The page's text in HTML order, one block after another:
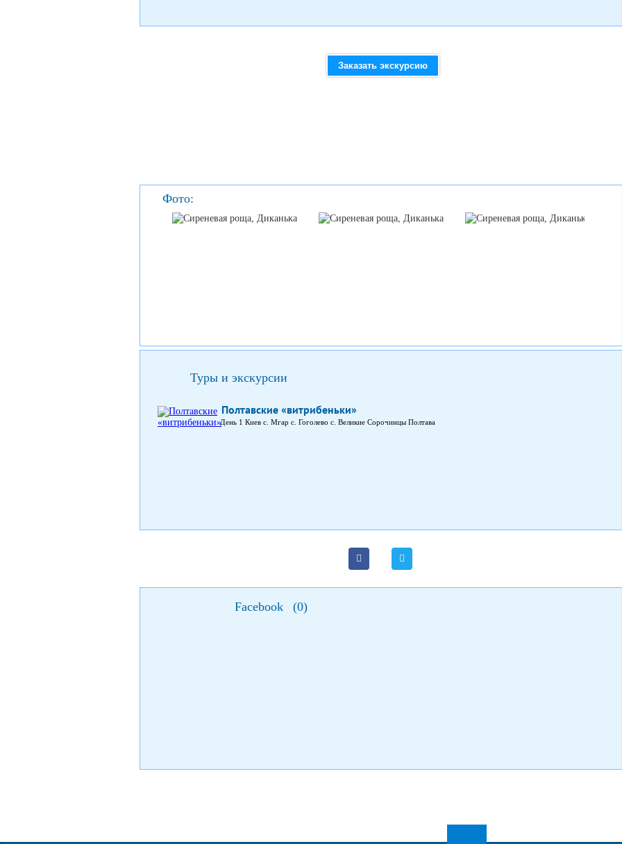
Заказать экскурсию
Фото:
Туры и экскурсии
Полтавские «витрибеньки»
День 1 Киев с. Мгар с. Гоголево с. Великие Сорочинцы Полтава
Facebook (0)